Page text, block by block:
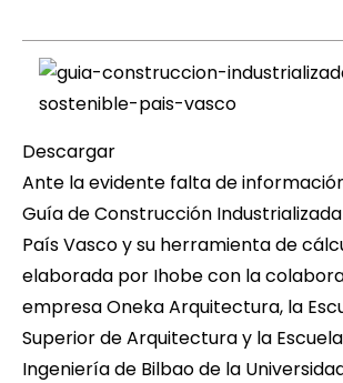
Descargar
Ante la evidente falta de
Guía de Construcción
País Vascoy su herramienta de
elaborada por Ihobecon la
empresaOneka Arquitectura, la
Superior de Arquitecturay la
Ingeniería de Bilbaode la